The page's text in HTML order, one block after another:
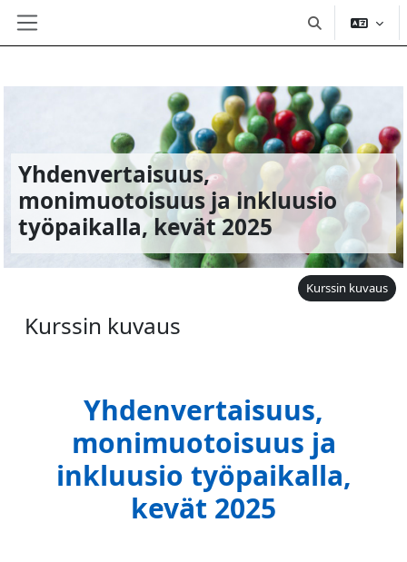
Siirry pääsisältöön
Sivupaneeli Vaihda
Yhdenvertaisuus,
monimuotoisuus ja inkluusio
työpaikalla, kevät 2025
Kurssin kuvaus
Kurssin kuvaus
Yhdenvertaisuus,
monimuotoisuus ja
inkluusio työpaikalla,
kevät 2025